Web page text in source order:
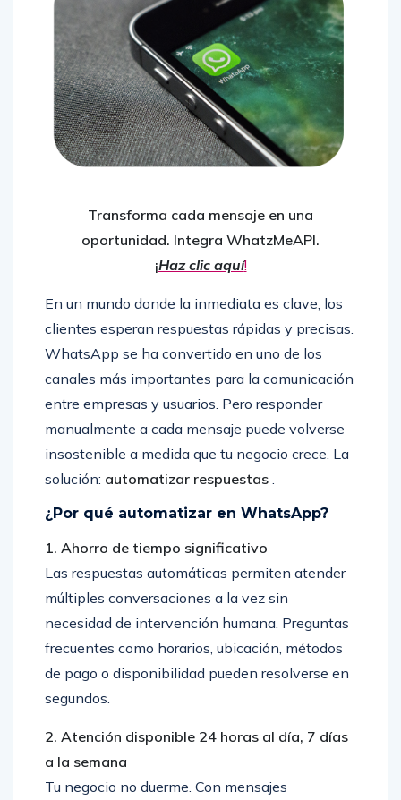
Transforma cada mensaje en una
oportunidad. Integra WhatzMeAPI.
¡Haz clic aquí!
En un mundo donde la inmediata es clave, los
clientes esperan respuestas rápidas y precisas.
WhatsApp se ha convertido en uno de los
canales más importantes para la comunicación
entre empresas y usuarios. Pero responder
manualmente a cada mensaje puede volverse
insostenible a medida que tu negocio crece. La
solución: automatizar respuestas .
¿Por qué automatizar en WhatsApp?
1. Ahorro de tiempo significativo
Las respuestas automáticas permiten atender
múltiples conversaciones a la vez sin
necesidad de intervención humana. Preguntas
frecuentes como horarios, ubicación, métodos
de pago o disponibilidad pueden resolverse en
segundos.
2. Atención disponible 24 horas al día, 7 días
a la semana
Tu negocio no duerme. Con mensajes